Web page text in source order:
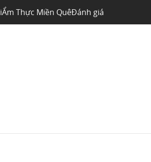
Ẩm Thực Miền QuêĐánh giá